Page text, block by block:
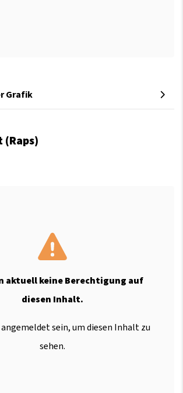
Grafik
(Raps)
aktuell keine Berechtigung auf
diesen Inhalt.
angemeldet sein, um diesen Inhalt zu
sehen.